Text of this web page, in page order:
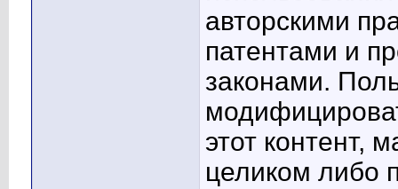
авторскими
патентами и
законами.
этот контент,
целиком либо